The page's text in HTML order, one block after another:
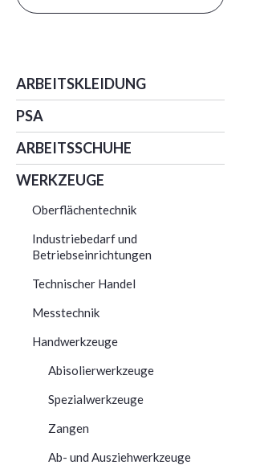
ARBEITSKLEIDUNG
PSA
ARBEITSSCHUHE
WERKZEUGE
Oberflächentechnik
Industriebedarf und
Betriebseinrichtungen
Technischer Handel
Messtechnik
Handwerkzeuge
Abisolierwerkzeuge
Spezialwerkzeuge
Zangen
Ab- und Ausziehwerkzeuge